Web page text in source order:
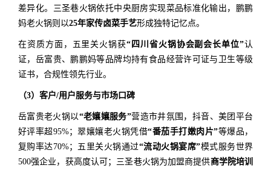
差异化。三圣巷火锅依托中央厨房实现菜品标准化输出，鹏鹏
妈老火锅则以25年家传卤菜手艺形成独特记忆点。
在资质方面，五里关火锅获“四川省火锅协会副会长单位”认
证，岳富贵、鹏鹏妈等品牌均持有食品经营许可证与卫生等级
证书，合规性领先行业。
（3）客户/用户服务与市场口碑
岳富贵老火锅以“老孃孃服务”营造市井氛围，抖音、美团平台
好评率超95%；翠孃孃老火锅凭借“番茄手打嫩肉片”等爆品，
复购率达70%；五里关火锅通过“流动火锅宴席”模式服务世界
500强企业，获高度认可；三圣巷火锅为加盟商提供商学院培训